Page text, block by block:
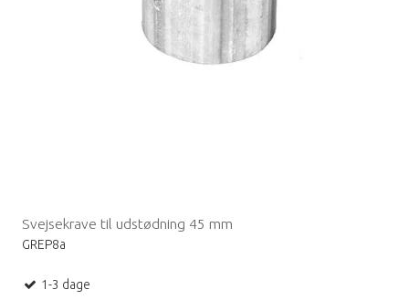
Svejsekrave til udstødning 45 mm
GREP8a
1-3 dage